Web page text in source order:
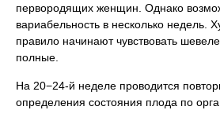
первородящих женщин. Однако
вариабельность в несколько недель.
правило начинают чувствовать
полные.
На 20−24-й неделе проводится
определения состояния плода по